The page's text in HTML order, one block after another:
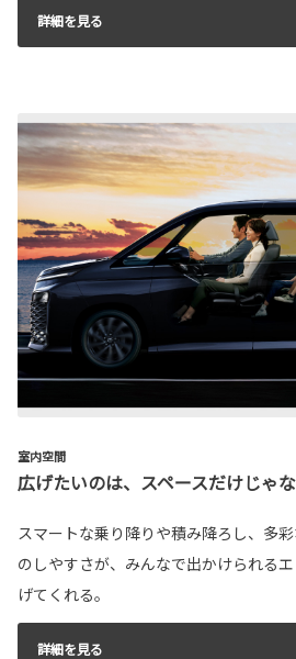
詳細を見る
室内空間
広げたいのは、スペースだけじゃな
スマートな乗り降りや積み降ろし、多
のしやすさが、みんなで出かけられる
げてくれる。
詳細を見る